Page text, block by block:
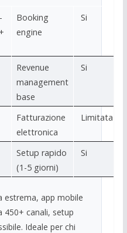
Booking
engine
Si
Revenue
management
base
Si
Fatturazione
elettronica
Limitata
Setup rapido
(1-5 giorni)
Si
estrema, app mobile
450+ canali, setup
Ideale per chi